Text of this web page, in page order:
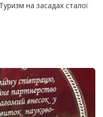
на засадах сталої